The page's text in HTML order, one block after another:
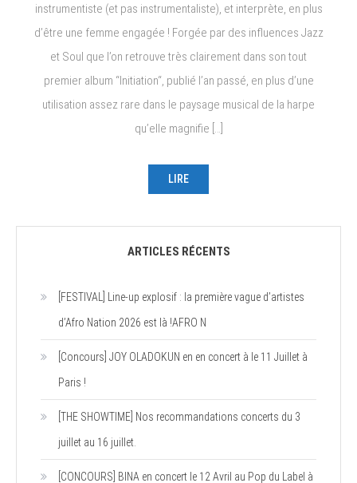
instrumentiste (et pas instrumentaliste), et interprète, en plus
d’être une femme engagée ! Forgée par des influences Jazz
et Soul que l’on retrouve très clairement dans son tout
premier album “Initiation“, publié l’an passé, en plus d’une
utilisation assez rare dans le paysage musical de la harpe
qu’elle magnifie […]
LIRE
ARTICLES RÉCENTS
[FESTIVAL] Line-up explosif : la première vague d’artistes
d’Afro Nation 2026 est là !AFRO N
[Concours] JOY OLADOKUN en en concert à le 11 Juillet à
Paris !
[THE SHOWTIME] Nos recommandations concerts du 3
juillet au 16 juillet.
[CONCOURS] BINA en concert le 12 Avril au Pop du Label à